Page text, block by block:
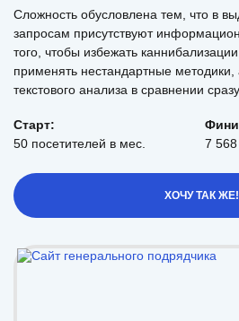
Сложность обусловлена тем, что в
запросам присутствуют
того, чтобы избежать
применять нестандартные
текстового анализа в сравнении
Старт:
50 посетителей в мес.
7 568
ХОЧУ ТАК ЖЕ!